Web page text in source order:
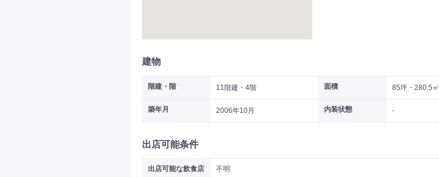
建物
階建・階 11階建・4階 面積 85坪・280.5㎡
築年月 2006年10月 内装状態 -
出店可能条件
出店可能な飲食店 不明